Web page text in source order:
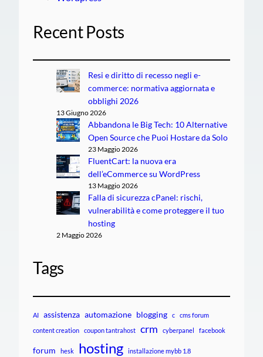
Recent Posts
Resi e diritto di recesso negli e-
commerce: normativa aggiornata e
obblighi 2026
13 Giugno 2026
Abbandona le Big Tech: 10 Alternative
Open Source che Puoi Hostare da Solo
23 Maggio 2026
FluentCart: la nuova era
dell’eCommerce su WordPress
13 Maggio 2026
Falla di sicurezza cPanel: rischi,
vulnerabilità e come proteggere il tuo
hosting
2 Maggio 2026
Tags
AI assistenza automazione blogging c
cms forum
content creation
coupon tantrahost crm cyberpanel facebook
forum hesk hosting installazione mybb 1.8